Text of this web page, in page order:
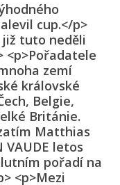
cup.</p>
již tuto neděli
<p>Pořadatele
zemí
královské
Belgie,
Británie.
Matthias
VAUDE letos
pořadí na
<p>Mezi